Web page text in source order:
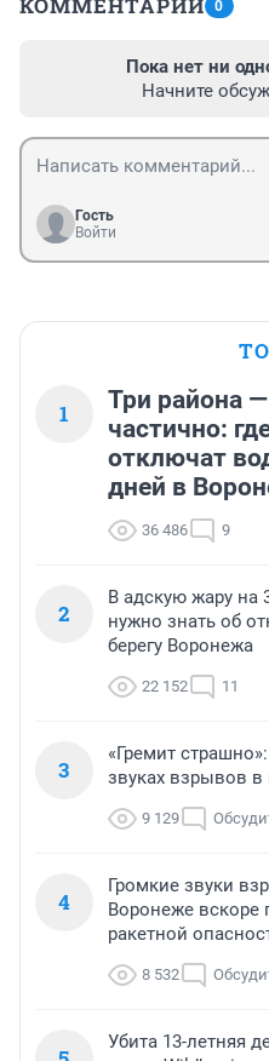
0
Пока нет ни
Начните
Гость
Войти
1
Три района
частично:
отключат
дней в
36 486 9
2
В адскую жару на
нужно знать об
берегу Воронежа
22 152 11
3
«Гремит
звуках взрывов в
9 129
4
Громкие звуки
Воронеже вскоре
ракетной
8 532
Убита 13-летняя